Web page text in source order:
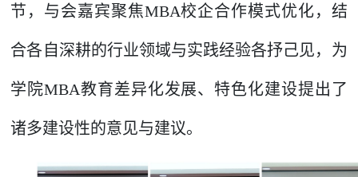
节，与会嘉宾聚焦MBA校企合作模式优化，结
合各自深耕的行业领域与实践经验各抒己见，为
学院MBA教育差异化发展、特色化建设提出了
诸多建设性的意见与建议。